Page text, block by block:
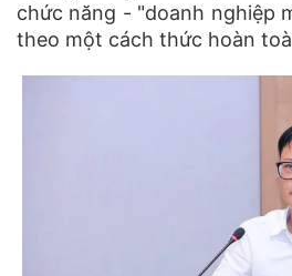
chức năng - "doanh nghiệp
theo một cách thức hoàn